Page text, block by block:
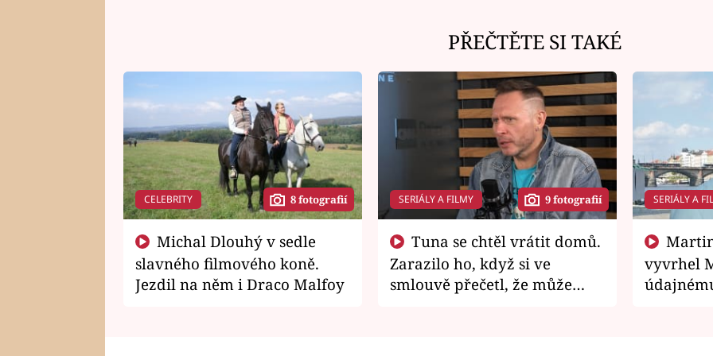
PŘEČTĚTE SI TAKÉ
CELEBRITY 8 fotografií
slavného filmového koně.
Jezdil na něm i Draco Malfoy
SERIÁLY A FILMY 9 fotografií
Zarazilo ho, když si ve
smlouvě přečetl, že může
SERIÁLY A
vyvrhel